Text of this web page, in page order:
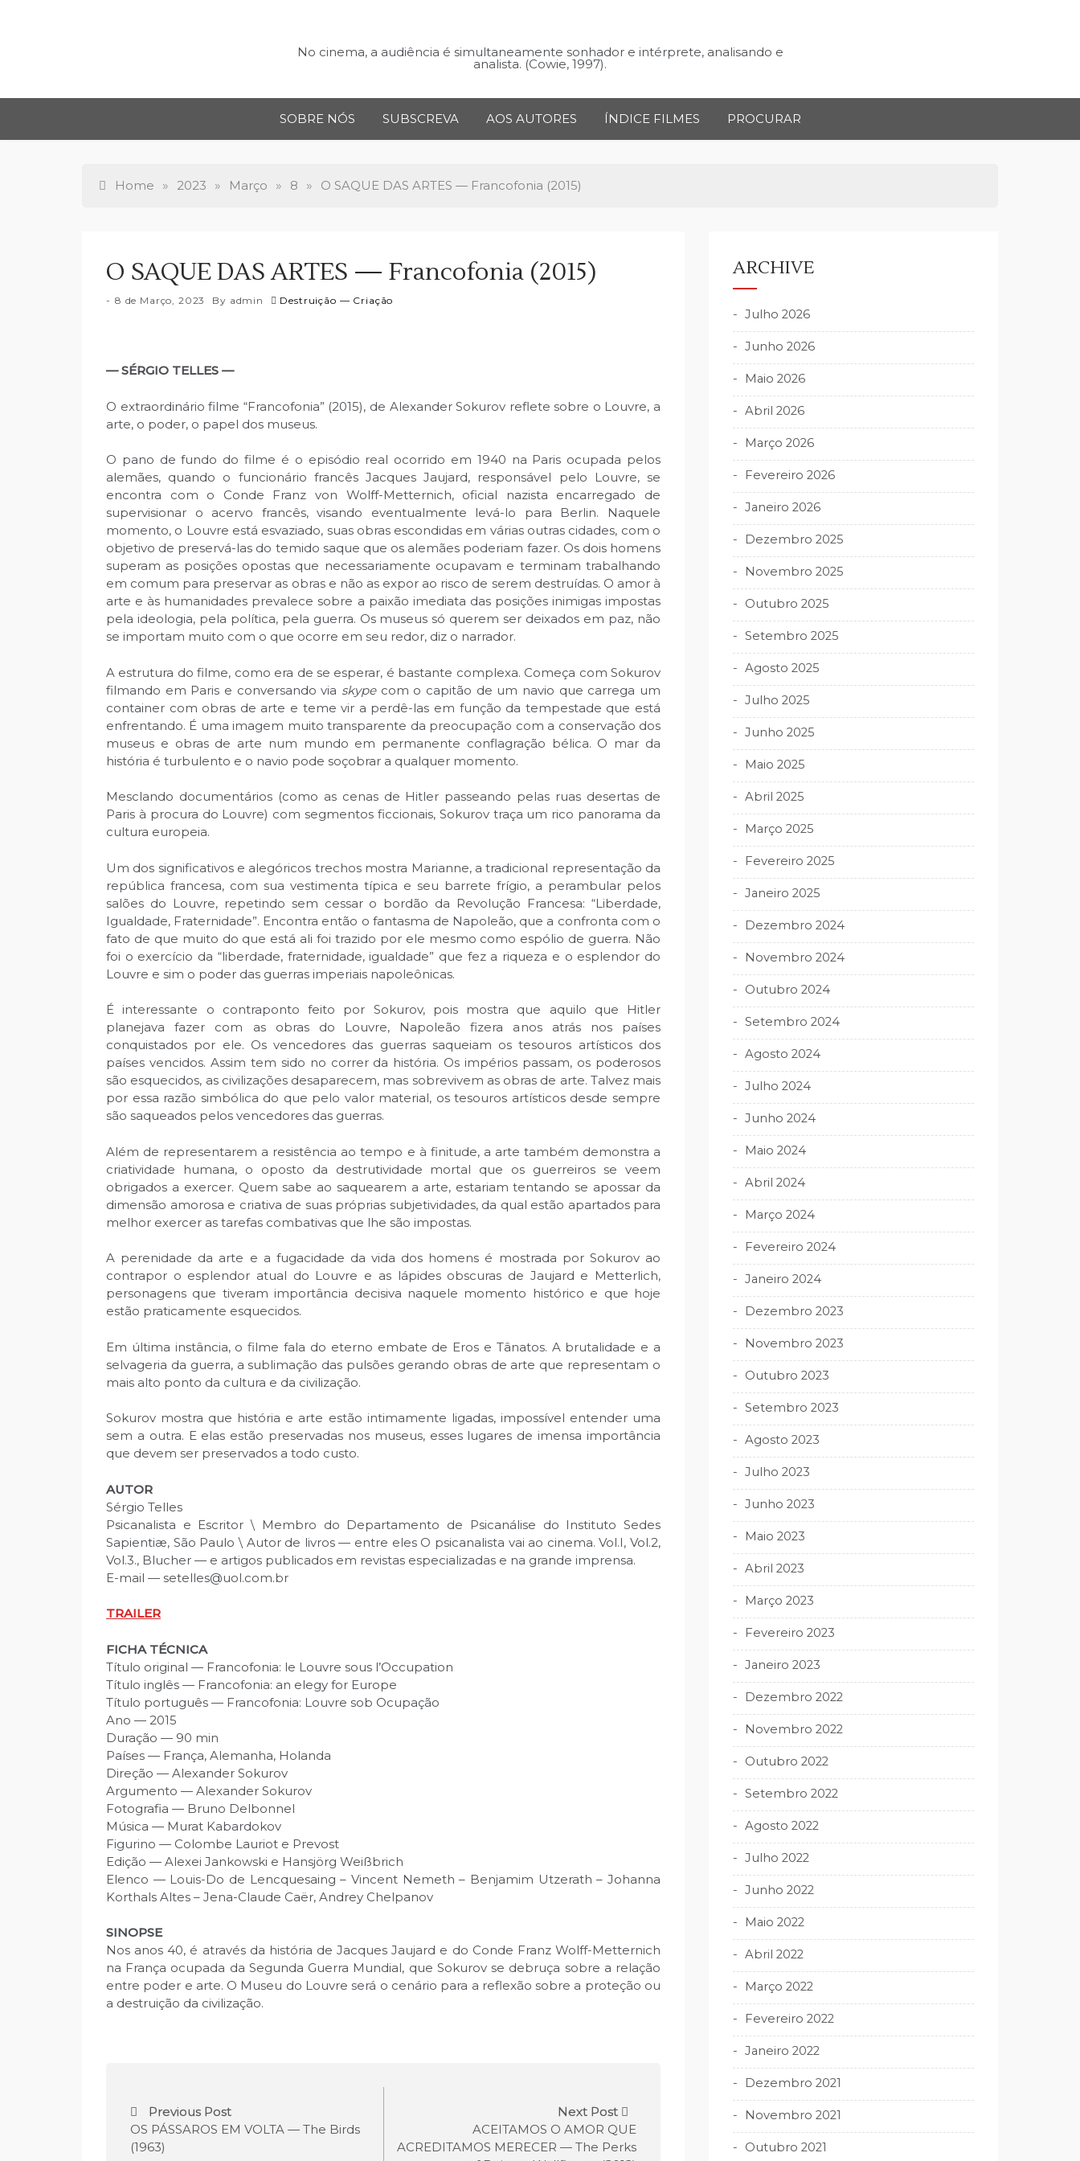
No cinema, a audiência é simultaneamente sonhador e intérprete, analisando e
analista. (Cowie, 1997).
SOBRE NÓS SUBSCREVA AOS AUTORES ÍNDICE FILMES PROCURAR
Home » 2023 » Março » 8 » O SAQUE DAS ARTES — Francofonia (2015)
O SAQUE DAS ARTES — Francofonia (2015)
8 de Março, 2023 By admin Destruição — Criação
— SÉRGIO TELLES —
O extraordinário filme “Francofonia” (2015), de Alexander Sokurov reflete sobre o Louvre, a
arte, o poder, o papel dos museus.
O pano de fundo do filme é o episódio real ocorrido em 1940 na Paris ocupada pelos
alemães, quando o funcionário francês Jacques Jaujard, responsável pelo Louvre, se
encontra com o Conde Franz von Wolff-Metternich, oficial nazista encarregado de
supervisionar o acervo francês, visando eventualmente levá-lo para Berlin. Naquele
momento, o Louvre está esvaziado, suas obras escondidas em várias outras cidades, com o
objetivo de preservá-las do temido saque que os alemães poderiam fazer. Os dois homens
superam as posições opostas que necessariamente ocupavam e terminam trabalhando
em comum para preservar as obras e não as expor ao risco de serem destruídas. O amor à
arte e às humanidades prevalece sobre a paixão imediata das posições inimigas impostas
pela ideologia, pela política, pela guerra. Os museus só querem ser deixados em paz, não
se importam muito com o que ocorre em seu redor, diz o narrador.
A estrutura do filme, como era de se esperar, é bastante complexa. Começa com Sokurov
filmando em Paris e conversando via skypecom o capitão de um navio que carrega um
container com obras de arte e teme vir a perdê-las em função da tempestade que está
enfrentando. É uma imagem muito transparente da preocupação com a conservação dos
museus e obras de arte num mundo em permanente conflagração bélica. O mar da
história é turbulento e o navio pode soçobrar a qualquer momento.
Mesclando documentários (como as cenas de Hitler passeando pelas ruas desertas de
Paris à procura do Louvre) com segmentos ficcionais, Sokurov traça um rico panorama da
cultura europeia.
Um dos significativos e alegóricos trechos mostra Marianne, a tradicional representação da
república francesa, com sua vestimenta típica e seu barrete frígio, a perambular pelos
salões do Louvre, repetindo sem cessar o bordão da Revolução Francesa: “Liberdade,
Igualdade, Fraternidade”. Encontra então o fantasma de Napoleão, que a confronta com o
fato de que muito do que está ali foi trazido por ele mesmo como espólio de guerra. Não
foi o exercício da “liberdade, fraternidade, igualdade” que fez a riqueza e o esplendor do
Louvre e sim o poder das guerras imperiais napoleônicas.
É interessante o contraponto feito por Sokurov, pois mostra que aquilo que Hitler
planejava fazer com as obras do Louvre, Napoleão fizera anos atrás nos países
conquistados por ele. Os vencedores das guerras saqueiam os tesouros artísticos dos
países vencidos. Assim tem sido no correr da história. Os impérios passam, os poderosos
são esquecidos, as civilizações desaparecem, mas sobrevivem as obras de arte. Talvez mais
por essa razão simbólica do que pelo valor material, os tesouros artísticos desde sempre
são saqueados pelos vencedores das guerras.
Além de representarem a resistência ao tempo e à finitude, a arte também demonstra a
criatividade humana, o oposto da destrutividade mortal que os guerreiros se veem
obrigados a exercer. Quem sabe ao saquearem a arte, estariam tentando se apossar da
dimensão amorosa e criativa de suas próprias subjetividades, da qual estão apartados para
melhor exercer as tarefas combativas que lhe são impostas.
A perenidade da arte e a fugacidade da vida dos homens é mostrada por Sokurov ao
contrapor o esplendor atual do Louvre e as lápides obscuras de Jaujard e Metterlich,
personagens que tiveram importância decisiva naquele momento histórico e que hoje
estão praticamente esquecidos.
Em última instância, o filme fala do eterno embate de Eros e Tânatos. A brutalidade e a
selvageria da guerra, a sublimação das pulsões gerando obras de arte que representam o
mais alto ponto da cultura e da civilização.
Sokurov mostra que história e arte estão intimamente ligadas, impossível entender uma
sem a outra. E elas estão preservadas nos museus, esses lugares de imensa importância
que devem ser preservados a todo custo.
AUTOR
Sérgio Telles
Psicanalista e Escritor \ Membro do Departamento de Psicanálise do Instituto Sedes
Sapientiæ, São Paulo \ Autor de livros — entre eles O psicanalista vai ao cinema. Vol.I, Vol.2,
Vol.3., Blucher — e artigos publicados em revistas especializadas e na grande imprensa.
E-mail — setelles@uol.com.br
TRAILER
FICHA TÉCNICA
Título original — Francofonia: le Louvre sous l’Occupation
Título inglês — Francofonia: an elegy for Europe
Título português — Francofonia: Louvre sob Ocupação
Ano — 2015
Duração — 90 min
Países — França, Alemanha, Holanda
Direção — Alexander Sokurov
Argumento — Alexander Sokurov
Fotografia — Bruno Delbonnel
Música — Murat Kabardokov
Figurino — Colombe Lauriot e Prevost
Edição — Alexei Jankowski e Hansjörg Weißbrich
Elenco — Louis-Do de Lencquesaing – Vincent Nemeth – Benjamim Utzerath – Johanna
Korthals Altes – Jena-Claude Caër, Andrey Chelpanov
SINOPSE
Nos anos 40, é através da história de Jacques Jaujard e do Conde Franz Wolff-Metternich
na França ocupada da Segunda Guerra Mundial, que Sokurov se debruça sobre a relação
entre poder e arte. O Museu do Louvre será o cenário para a reflexão sobre a proteção ou
a destruição da civilização.
N
a
Previous Post
OS PÁSSAROS EM VOLTA — The Birds
(1963)
Next Post
ACEITAMOS O AMOR QUE
ACREDITAMOS MERECER — The Perks
ARCHIVE
Julho 2026
Junho 2026
Maio 2026
Abril 2026
Março 2026
Fevereiro 2026
Janeiro 2026
Dezembro 2025
Novembro 2025
Outubro 2025
Setembro 2025
Agosto 2025
Julho 2025
Junho 2025
Maio 2025
Abril 2025
Março 2025
Fevereiro 2025
Janeiro 2025
Dezembro 2024
Novembro 2024
Outubro 2024
Setembro 2024
Agosto 2024
Julho 2024
Junho 2024
Maio 2024
Abril 2024
Março 2024
Fevereiro 2024
Janeiro 2024
Dezembro 2023
Novembro 2023
Outubro 2023
Setembro 2023
Agosto 2023
Julho 2023
Junho 2023
Maio 2023
Abril 2023
Março 2023
Fevereiro 2023
Janeiro 2023
Dezembro 2022
Novembro 2022
Outubro 2022
Setembro 2022
Agosto 2022
Julho 2022
Junho 2022
Maio 2022
Abril 2022
Março 2022
Fevereiro 2022
Janeiro 2022
Dezembro 2021
Novembro 2021
Outubro 2021